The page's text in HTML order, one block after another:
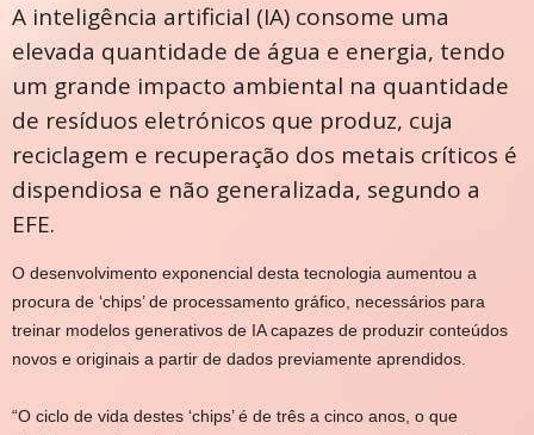
A inteligência artificial (IA) consome uma
elevada quantidade de água e energia, tendo
um grande impacto ambiental na quantidade
de resíduos eletrónicos que produz, cuja
reciclagem e recuperação dos metais críticos é
dispendiosa e não generalizada, segundo a
EFE.
O desenvolvimento exponencial desta tecnologia aumentou a
procura de ‘chips’ de processamento gráfico, necessários para
treinar modelos generativos de IA capazes de produzir conteúdos
novos e originais a partir de dados previamente aprendidos.
“O ciclo de vida destes ‘chips’ é de três a cinco anos, o que